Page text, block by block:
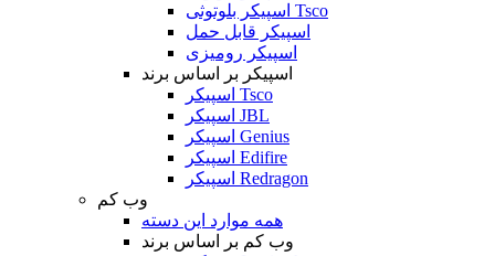
اسپیکر بلوتوثی Tsco
اسپیکر قابل حمل
اسپیکر رومیزی
اسپیکر بر اساس برند
اسپیکر Tsco
اسپیکر JBL
اسپیکر Genius
اسپیکر Edifire
اسپیکر Redragon
وب کم
همه موارد این دسته
وب کم بر اساس برند